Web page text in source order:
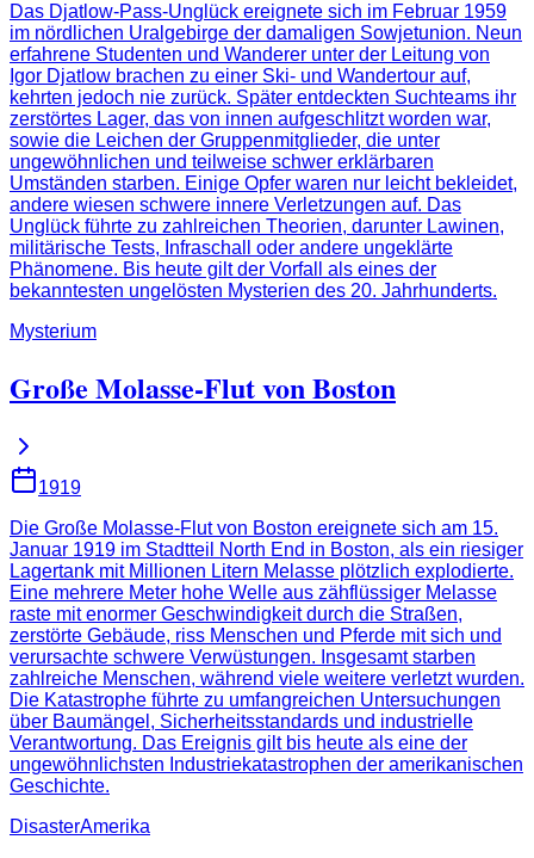
Das Djatlow-Pass-Unglück ereignete sich im Februar 1959
im nördlichen Uralgebirge der damaligen Sowjetunion. Neun
erfahrene Studenten und Wanderer unter der Leitung von
Igor Djatlow brachen zu einer Ski- und Wandertour auf,
kehrten jedoch nie zurück. Später entdeckten Suchteams ihr
zerstörtes Lager, das von innen aufgeschlitzt worden war,
sowie die Leichen der Gruppenmitglieder, die unter
ungewöhnlichen und teilweise schwer erklärbaren
Umständen starben. Einige Opfer waren nur leicht bekleidet,
andere wiesen schwere innere Verletzungen auf. Das
Unglück führte zu zahlreichen Theorien, darunter Lawinen,
militärische Tests, Infraschall oder andere ungeklärte
Phänomene. Bis heute gilt der Vorfall als eines der
bekanntesten ungelösten Mysterien des 20. Jahrhunderts.
Mysterium
Große Molasse-Flut von Boston
1919
Die Große Molasse-Flut von Boston ereignete sich am 15.
Januar 1919 im Stadtteil North End in Boston, als ein riesiger
Lagertank mit Millionen Litern Melasse plötzlich explodierte.
Eine mehrere Meter hohe Welle aus zähflüssiger Melasse
raste mit enormer Geschwindigkeit durch die Straßen,
zerstörte Gebäude, riss Menschen und Pferde mit sich und
verursachte schwere Verwüstungen. Insgesamt starben
zahlreiche Menschen, während viele weitere verletzt wurden.
Die Katastrophe führte zu umfangreichen Untersuchungen
über Baumängel, Sicherheitsstandards und industrielle
Verantwortung. Das Ereignis gilt bis heute als eine der
ungewöhnlichsten Industriekatastrophen der amerikanischen
Geschichte.
DisasterAmerika